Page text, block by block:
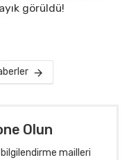
görüldü!
Olun
mailleri